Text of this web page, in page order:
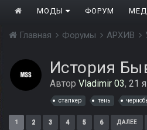
МОДЫ ФОРУМ
Главная Форумы АРХИВ
История
Автор Vladimir 03, 21
сталкер тень
1 2 3 4 5 6 ДАЛЕЕ